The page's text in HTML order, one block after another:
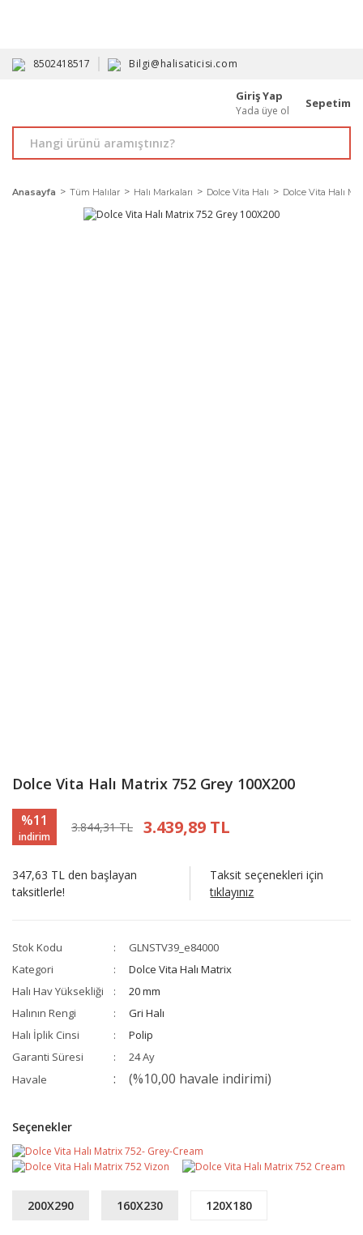
8502418517 Bilgi@halisaticisi.com
Giriş Yap
Yada üye ol
Sepetim
Anasayfa Tüm Halılar Halı Markaları Dolce Vita Halı Dolce Vita Halı
Dolce Vita Halı Matrix 752 Grey 100X200
%11
indirim
3.844,31 TL 3.439,89 TL
347,63 TL den başlayan
taksitlerle!
Taksit seçenekleri için
tıklayınız
Stok Kodu
GLNSTV39_e84000
Kategori
Dolce Vita Halı Matrix
Halı Hav Yüksekliği
20 mm
Halının Rengi
Gri Halı
Halı İplik Cinsi
Polip
Garanti Süresi
24 Ay
Havale
(%10,00 havale indirimi)
Seçenekler
200X290 160X230 120X180